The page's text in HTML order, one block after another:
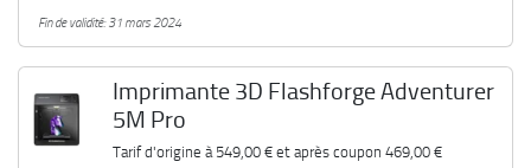
Fin de validité: 31 mars 2024
Imprimante 3D Flashforge Adventurer
5M Pro
Tarif d'origine à 549,00 €et après coupon 469,00 €